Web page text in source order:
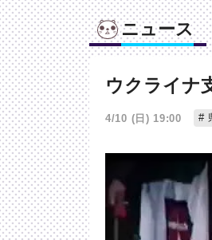
ニュース
ウクライナ
4/10 (日) 19:00